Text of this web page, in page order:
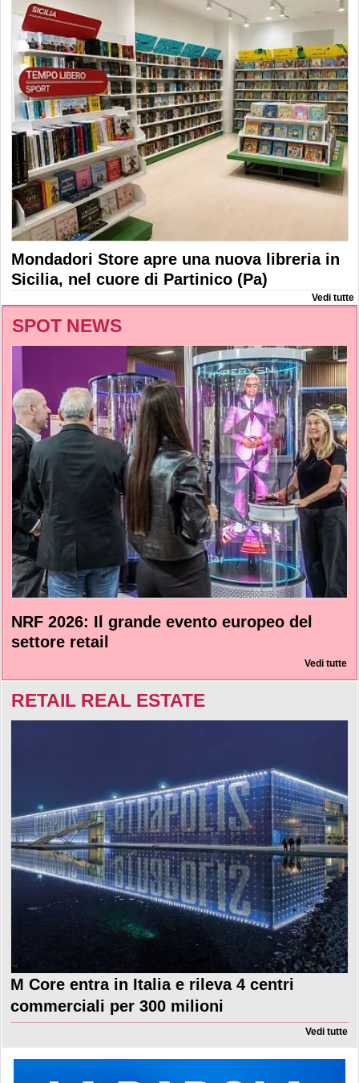
Mondadori Store apre una nuova libreria in
Sicilia, nel cuore di Partinico (Pa)
Vedi tutte
SPOT NEWS
NRF 2026: Il grande evento europeo del
settore retail
Vedi tutte
RETAIL REAL ESTATE
M Core entra in Italia e rileva 4 centri
commerciali per 300 milioni
Vedi tutte